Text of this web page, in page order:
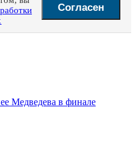
Согласен
Медведева в финале